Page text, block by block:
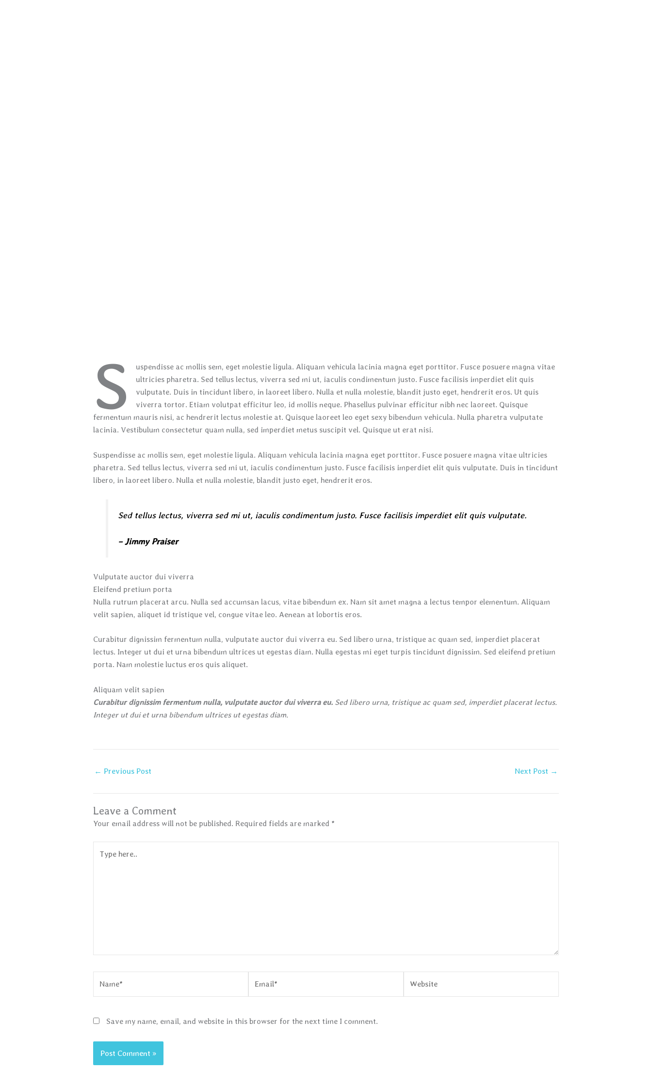
S
uspendisse ac mollis sem, eget molestie ligula. Aliquam vehicula lacinia magna eget porttitor. Fusce posuere magna vitae
ultricies pharetra. Sed tellus lectus, viverra sed mi ut, iaculis condimentum justo. Fusce facilisis imperdiet elit quis
vulputate. Duis in tincidunt libero, in laoreet libero. Nulla et nulla molestie, blandit justo eget, hendrerit eros. Ut quis
viverra tortor. Etiam volutpat efficitur leo, id mollis neque. Phasellus pulvinar efficitur nibh nec laoreet. Quisque
fermentum mauris nisi, ac hendrerit lectus molestie at. Quisque laoreet leo eget sexy bibendum vehicula. Nulla pharetra vulputate
lacinia. Vestibulum consectetur quam nulla, sed imperdiet metus suscipit vel. Quisque ut erat nisi.
Suspendisse ac mollis sem, eget molestie ligula. Aliquam vehicula lacinia magna eget porttitor. Fusce posuere magna vitae ultricies
pharetra. Sed tellus lectus, viverra sed mi ut, iaculis condimentum justo. Fusce facilisis imperdiet elit quis vulputate. Duis in tincidunt
libero, in laoreet libero. Nulla et nulla molestie, blandit justo eget, hendrerit eros.
Sed tellus lectus, viverra sed mi ut, iaculis condimentum justo. Fusce facilisis imperdiet elit quis vulputate.
– Jimmy Praiser
Vulputate auctor dui viverra
Eleifend pretium porta
Nulla rutrum placerat arcu. Nulla sed accumsan lacus, vitae bibendum ex. Nam sit amet magna a lectus tempor elementum. Aliquam
velit sapien, aliquet id tristique vel, congue vitae leo. Aenean at lobortis eros.
Curabitur dignissim fermentum nulla, vulputate auctor dui viverra eu. Sed libero urna, tristique ac quam sed, imperdiet placerat
lectus. Integer ut dui et urna bibendum ultrices ut egestas diam. Nulla egestas mi eget turpis tincidunt dignissim. Sed eleifend pretium
porta. Nam molestie luctus eros quis aliquet.
Aliquam velit sapien
Curabitur dignissim fermentum nulla, vulputate auctor dui viverra eu. Sed libero urna, tristique ac quam sed, imperdiet placerat lectus.
Integer ut dui et urna bibendum ultrices ut egestas diam.
← Previous Post Next Post →
Leave a Comment
Your email address will not be published. Required fields are marked *
here..
Save my name, email, and website in this browser for the next time I comment.